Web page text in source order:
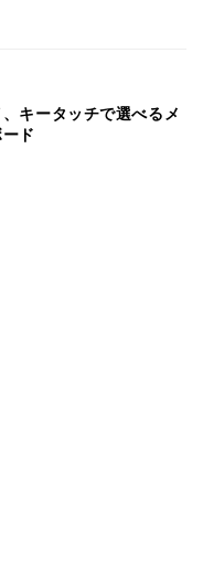
キータッチで選べるメ
ド